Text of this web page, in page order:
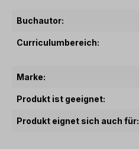
Buchautor:
Curriculumbereich:
Marke:
Produkt ist geeignet:
Produkt eignet sich auch für: